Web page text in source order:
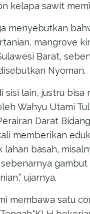
kelapa sawit
menyebutkan
mangrove
Barat,
Nyoman.
sisi lain, justru
Wahyu Utami
Darat
memberikan
basah,
gambut
ujarnya.
membawa satu